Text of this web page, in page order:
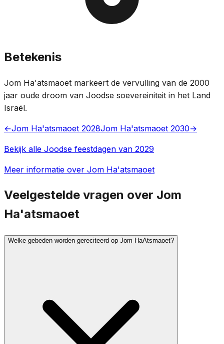
Betekenis
Jom Ha'atsmaoet markeert de vervulling van de 2000
jaar oude droom van Joodse soevereiniteit in het Land
Israël.
←Jom Ha'atsmaoet 2028Jom Ha'atsmaoet 2030→
Bekijk alle Joodse feestdagen van 2029
Meer informatie over Jom Ha'atsmaoet
Veelgestelde vragen over Jom
Ha'atsmaoet
Welke gebeden worden gereciteerd op Jom HaAtsmaoet?